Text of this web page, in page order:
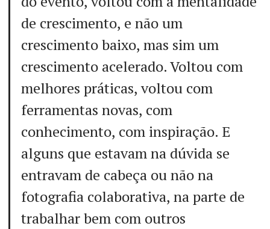
de crescimento, e não um
crescimento baixo, mas sim um
crescimento acelerado. Voltou com
melhores práticas, voltou com
ferramentas novas, com
conhecimento, com inspiração. E
alguns que estavam na dúvida se
entravam de cabeça ou não na
fotografia colaborativa, na parte de
trabalhar bem com outros